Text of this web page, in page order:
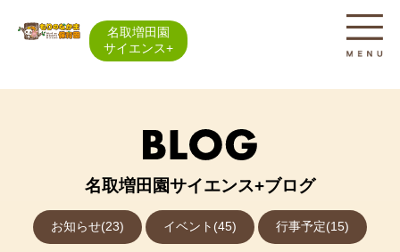
名取増田園
サイエンス+
名取増田園サイエンス+ブログ
お知らせ(23) イベント(45) 行事予定(15)